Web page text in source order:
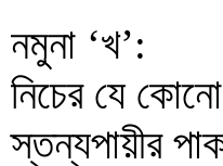
নমুনা ‘খ’:
নিচের যে
স্তন্যপায়ীর